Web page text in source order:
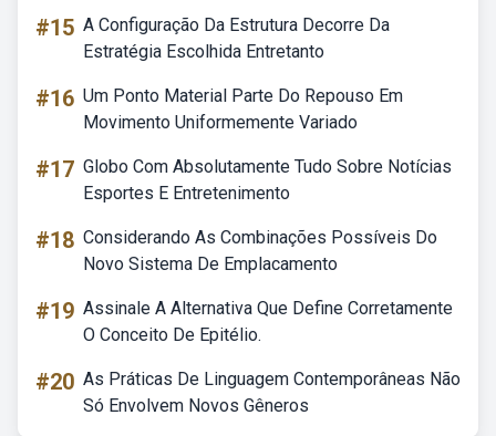
#15 A Configuração Da Estrutura Decorre Da
Estratégia Escolhida Entretanto
#16 Um Ponto Material Parte Do Repouso Em
Movimento Uniformemente Variado
#17 Globo Com Absolutamente Tudo Sobre Notícias
Esportes E Entretenimento
#18 Considerando As Combinações Possíveis Do
Novo Sistema De Emplacamento
#19 Assinale A Alternativa Que Define Corretamente
O Conceito De Epitélio.
#20 As Práticas De Linguagem Contemporâneas Não
Só Envolvem Novos Gêneros